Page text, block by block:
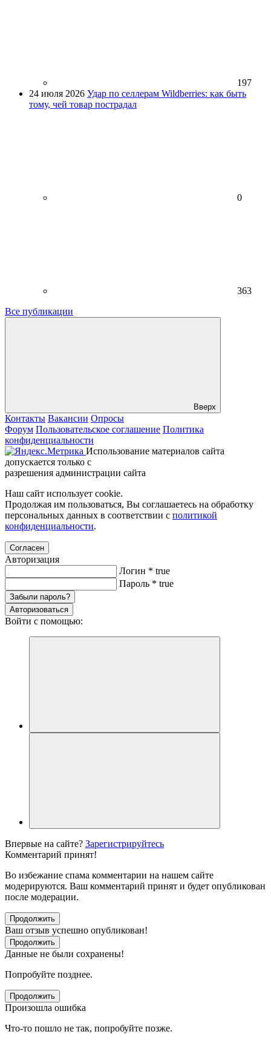
197
24 июля 2026 Удар по селлерам Wildberries: как быть
тому, чей товар пострадал
0
363
Все публикации
Вверх
Контакты Вакансии Опросы
Форум Пользовательское соглашение Политика
конфиденциальности
Использование материалов сайта
допускается только с
разрешения администрации сайта
Наш сайт использует cookie.
Продолжая им пользоваться, Вы соглашаетесь на обработку
персональных данных в соответствии с политикой
конфиденциальности.
Согласен
Авторизация
Логин * true
Пароль * true
Забыли пароль?
Авторизоваться
Войти с помощью:
Впервые на сайте? Зарегистрируйтесь
Комментарий принят!
Во избежание спама комментарии на нашем сайте
модерируются. Ваш комментарий принят и будет опубликован
после модерации.
Продолжить
Ваш отзыв успешно опубликован!
Продолжить
Данные не были сохранены!
Попробуйте позднее.
Продолжить
Произошла ошибка
Что-то пошло не так, попробуйте позже.